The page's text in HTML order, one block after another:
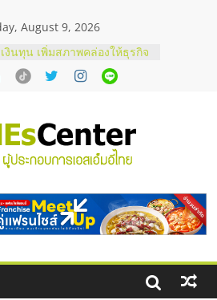
August 9, 2026
ให้บริการให้คุ้มค่าและตอบ
เงินทุน เพิ่มสภาพคล่องให้ธุรกิจ
อนไลน์ โอกาสบริหารสถานี
มัน Shell
งทุน แฟรนไชส์ยอนนี่
Meet Up จับคู่แฟรน
งเสียงคุณภาพสูง พร้อม
บบภาพและเสียง